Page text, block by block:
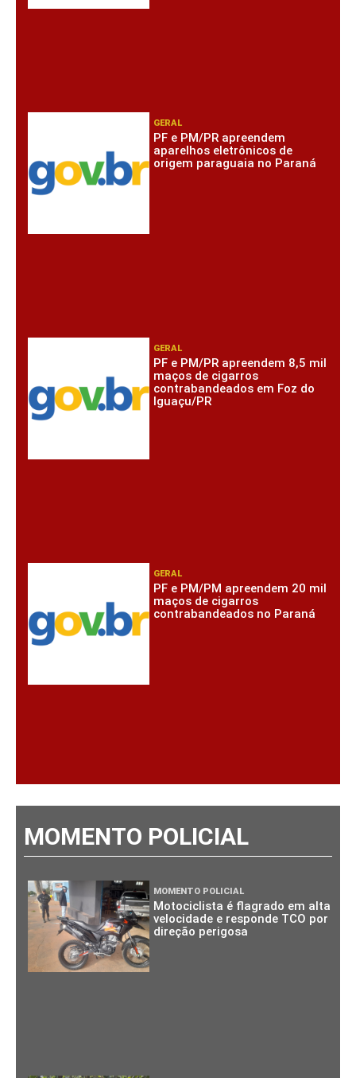
GERAL
PF e PM/PR apreendem
aparelhos eletrônicos de
origem paraguaia no Paraná
GERAL
PF e PM/PR apreendem 8,5 mil
maços de cigarros
contrabandeados em Foz do
Iguaçu/PR
GERAL
PF e PM/PM apreendem 20 mil
maços de cigarros
contrabandeados no Paraná
MOMENTO POLICIAL
MOMENTO POLICIAL
Motociclista é flagrado em alta
velocidade e responde TCO por
direção perigosa